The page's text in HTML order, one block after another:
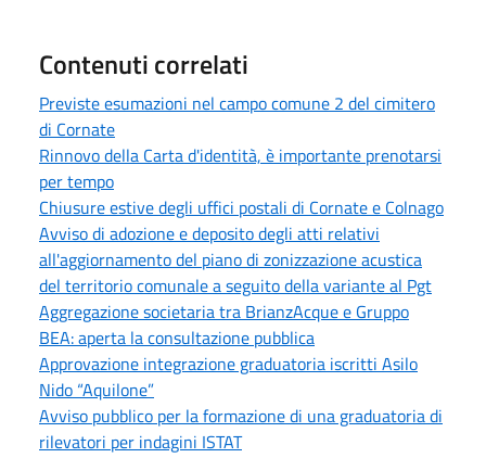
Contenuti correlati
Previste esumazioni nel campo comune 2 del cimitero
di Cornate
Rinnovo della Carta d'identità, è importante prenotarsi
per tempo
Chiusure estive degli uffici postali di Cornate e Colnago
Avviso di adozione e deposito degli atti relativi
all'aggiornamento del piano di zonizzazione acustica
del territorio comunale a seguito della variante al Pgt
Aggregazione societaria tra BrianzAcque e Gruppo
BEA: aperta la consultazione pubblica
Approvazione integrazione graduatoria iscritti Asilo
Nido “Aquilone”
Avviso pubblico per la formazione di una graduatoria di
rilevatori per indagini ISTAT